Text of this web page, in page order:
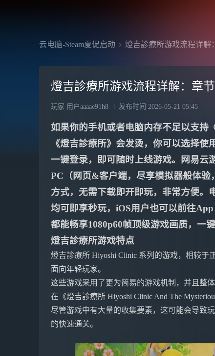
云电脑-Steam夏促启动 燈吉診療所游戏流程详解
燈吉診療所游戏流程详解：章
玩家 用户aaaae91h8 发布时间 2026-05-21 05:45
如果你的手机或者电脑内存不足以支持
《燈吉診療所》会发烫，你可以选择
一键登录，即可随时上线游戏。网易云
PC（网页&客户端，尽享模拟器般体
方式，无需下载即开即玩，非常方便。
均可即享秒玩，iOS用户也可以前往
都能畅享1080p60帧顶级游戏画质，一
燈吉診療所游戏特点
燈吉診療所 Hiyoshi Clinic 系列的游戏，相较于
面向年轻玩家。
这些游戏采用了更为简易的游戏机制，并且整体
在《燈吉診療所 Hiyoshi Clinic And The
尽管游戏中有大量的收集要素，这可能会导致
的快速通关。